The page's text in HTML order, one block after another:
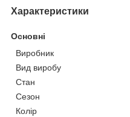
Характеристики
Основні
Виробник
Вид виробу
Стан
Сезон
Колір